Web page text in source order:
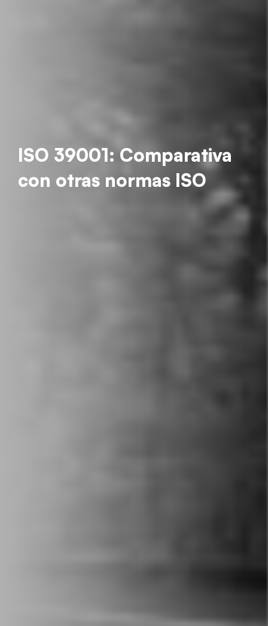
ISO 39001: Comparativa
con otras normas ISO